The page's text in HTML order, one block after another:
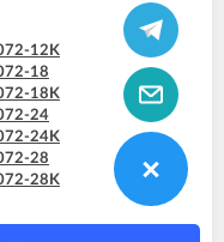
12K
18
18K
24
24K
28
28K
35
35K